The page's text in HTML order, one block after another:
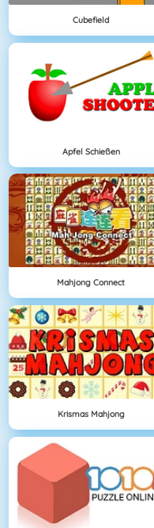
Cubefield
Apfel Schießen
Mahjong Connect
Krismas Mahjong